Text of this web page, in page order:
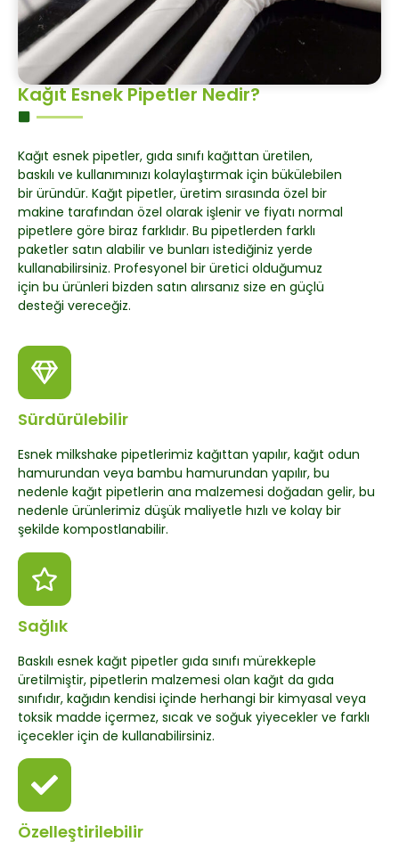
Kağıt Esnek Pipetler Nedir?
Kağıt esnek pipetler, gıda sınıfı kağıttan üretilen,
baskılı ve kullanımınızı kolaylaştırmak için bükülebilen
bir üründür. Kağıt pipetler, üretim sırasında özel bir
makine tarafından özel olarak işlenir ve fiyatı normal
pipetlere göre biraz farklıdır. Bu pipetlerden farklı
paketler satın alabilir ve bunları istediğiniz yerde
kullanabilirsiniz. Profesyonel bir üretici olduğumuz
için bu ürünleri bizden satın alırsanız size en güçlü
desteği vereceğiz.
Sürdürülebilir
Esnek milkshake pipetlerimiz kağıttan yapılır, kağıt odun
hamurundan veya bambu hamurundan yapılır, bu
nedenle kağıt pipetlerin ana malzemesi doğadan gelir, bu
nedenle ürünlerimiz düşük maliyetle hızlı ve kolay bir
şekilde kompostlanabilir.
Sağlık
Baskılı esnek kağıt pipetler gıda sınıfı mürekkeple
üretilmiştir, pipetlerin malzemesi olan kağıt da gıda
sınıfıdır, kağıdın kendisi içinde herhangi bir kimyasal veya
toksik madde içermez, sıcak ve soğuk yiyecekler ve farklı
içecekler için de kullanabilirsiniz.
Özelleştirilebilir